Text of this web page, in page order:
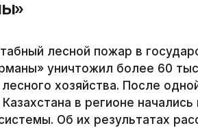
лесной пожар в
уничтожил более 60
хозяйства. После
в регионе
Об их результатах